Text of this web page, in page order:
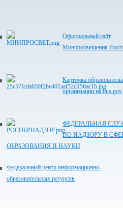
Официальный сайт
Минпросвещения
Карточка
организации на bus.gov
ФЕДЕРАЛЬНАЯ
ПО НАДЗОРУ В
ОБРАЗОВАНИЯ И НАУКИ
Федеральный центр информационно-
образовательных ресурсов